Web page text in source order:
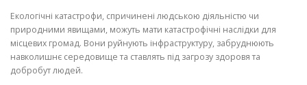
Екологічні катастрофи, спричинені людською діяльністю чи
природними явищами, можуть мати катастрофічні наслідки для
місцевих громад. Вони руйнують інфраструктуру, забруднюють
навколишнє середовище та ставлять під загрозу здоровя та
добробут людей.